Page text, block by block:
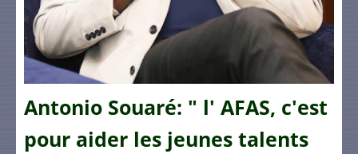
Antonio Souaré: " l' AFAS, c'est
pour aider les jeunes talents